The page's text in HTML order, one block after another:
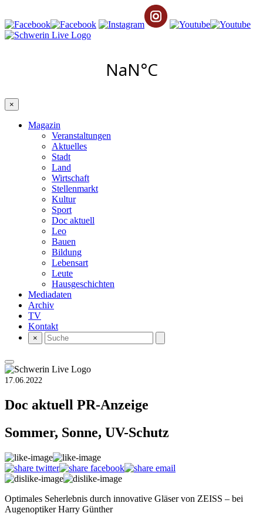
×
Magazin
Veranstaltungen
Aktuelles
Stadt
Land
Wirtschaft
Stellenmarkt
Kultur
Sport
Doc aktuell
Leo
Bauen
Bildung
Lebensart
Leute
Hausgeschichten
Mediadaten
Archiv
TV
Kontakt
×
17.06.2022
Doc aktuell PR-Anzeige
Sommer, Sonne, UV-Schutz
Optimales Seherlebnis durch innovative Gläser von ZEISS – bei
Augenoptiker Harry Günther